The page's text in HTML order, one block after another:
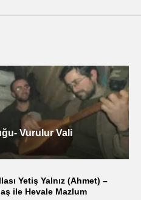
Vurulur Vali
Yetiş Yalnız (Ahmet) –
ile Hevale Mazlum